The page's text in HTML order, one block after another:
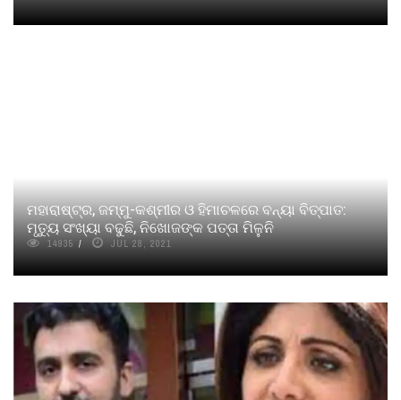
ମହାରାଷ୍ଟ୍ର, ଜମ୍ମୁ-କଶ୍ମୀର ଓ ହିମାଚଳରେ ବନ୍ୟା ବିତ୍ପାତ:
ମୃତ୍ୟୁ ସଂଖ୍ୟା ବଢୁଛି, ନିଖୋଜଙ୍କ ପତ୍ତା ମିଳୁନି
14935 JUL 28, 2021